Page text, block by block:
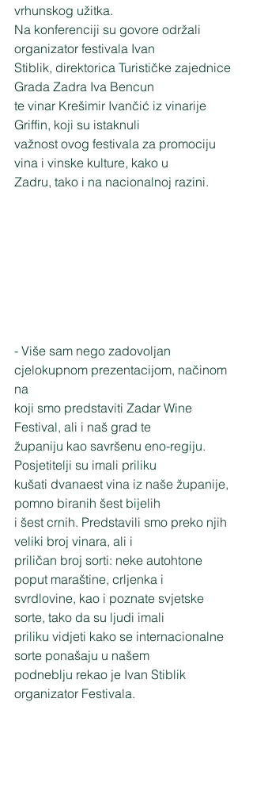
vrhunskog užitka.
Na konferenciji su govore održali
organizator festivala Ivan
Stiblik, direktorica Turističke zajednice
Grada Zadra Iva Bencun
te vinar Krešimir Ivančić iz vinarije
Griffin, koji su istaknuli
važnost ovog festivala za promociju
vina i vinske kulture, kako u
Zadru, tako i na nacionalnoj razini.
- Više sam nego zadovoljan
cjelokupnom prezentacijom, načinom
na
koji smo predstaviti Zadar Wine
Festival, ali i naš grad te
županiju kao savršenu eno-regiju.
Posjetitelji su imali priliku
kušati dvanaest vina iz naše županije,
pomno biranih šest bijelih
i šest crnih. Predstavili smo preko njih
veliki broj vinara, ali i
priličan broj sorti: neke autohtone
poput maraštine, crljenka i
svrdlovine, kao i poznate svjetske
sorte, tako da su ljudi imali
priliku vidjeti kako se internacionalne
sorte ponašaju u našem
podneblju rekao je Ivan Stiblik
organizator Festivala.